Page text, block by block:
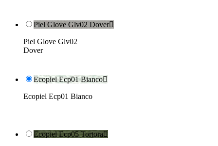
Piel Glove Glv02 Dover
Piel Glove Glv02
Dover
Ecopiel Ecp01 Bianco
Ecopiel Ecp01 Bianco
Ecopiel Ecp05 Tortora